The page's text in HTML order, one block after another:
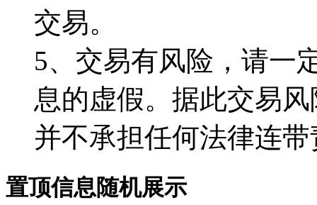
交易。
5、交易有风险，请一
息的虚假。据此交易
并不承担任何法律连
置顶信息随机展示